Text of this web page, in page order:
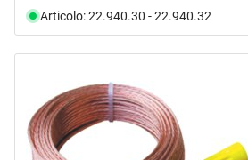
Articolo: 22.940.30 - 22.940.32